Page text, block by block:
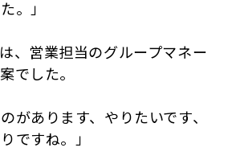
。」
、営業担当のグループマネー
でした。
があります、やりたいです、
ですね。」